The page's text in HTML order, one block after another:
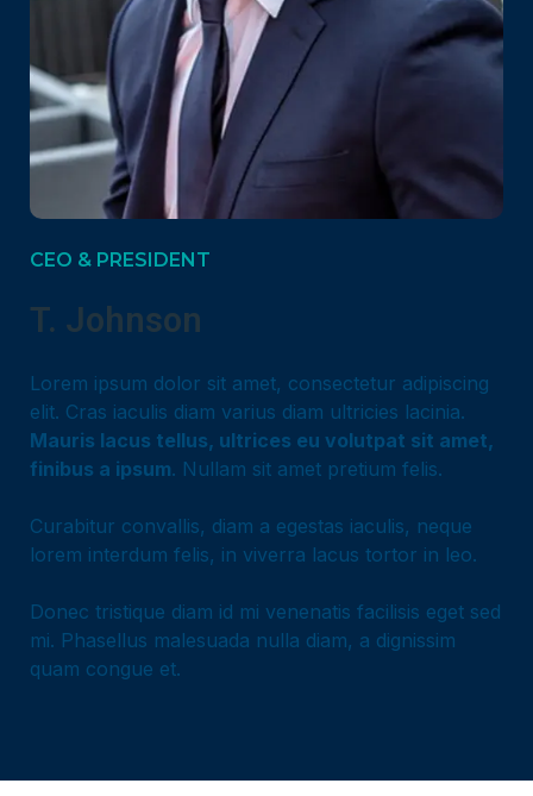
CEO & PRESIDENT
T. Johnson
Lorem ipsum dolor sit amet, consectetur adipiscing
elit. Cras iaculis diam varius diam ultricies lacinia.
Mauris lacus tellus, ultrices eu volutpat sit amet,
finibus a ipsum. Nullam sit amet pretium felis.
Curabitur convallis, diam a egestas iaculis, neque
lorem interdum felis, in viverra lacus tortor in leo.
Donec tristique diam id mi venenatis facilisis eget sed
mi. Phasellus malesuada nulla diam, a dignissim
quam congue et.